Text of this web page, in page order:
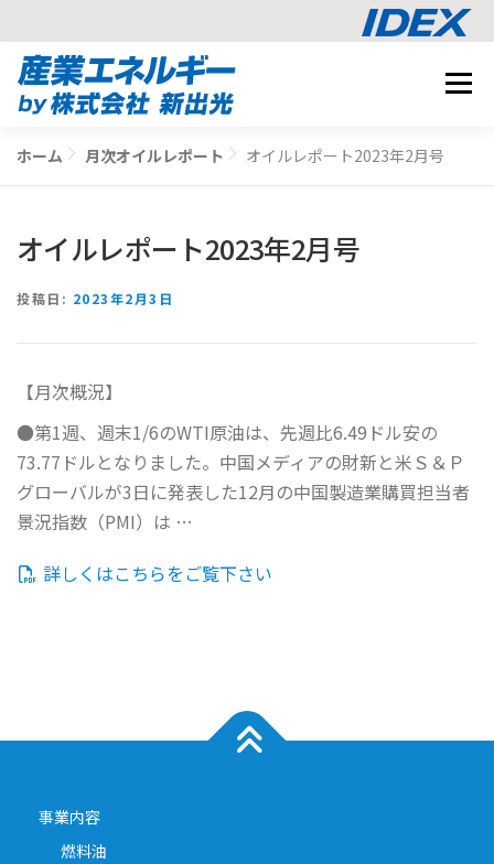
メニ
BUSINESS
ナレッジ
CO2削減シミュレーション
ホーム 月次オイルレポート オイルレポート2023年2月号
オイルレポート2023年2月号
投稿日: 2023年2月3日
【月次概況】
●第1週、週末1/6のWTI原油は、先週比6.49ドル安の
73.77ドルとなりました。中国メディアの財新と米Ｓ＆Ｐ
グローバルが3日に発表した12月の中国製造業購買担当者
景況指数（PMI）は …
詳しくはこちらをご覧下さい
事業内容
燃料油